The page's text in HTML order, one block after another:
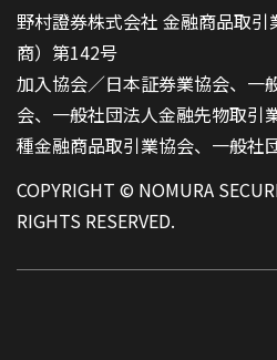
野村證券株式会社 金融商品取
商）第142号
加入協会／日本証券業協会、一
会、一般社団法人金融先物取引
種金融商品取引業協会、一般社
COPYRIGHT © NOMURA
RIGHTS RESERVED.